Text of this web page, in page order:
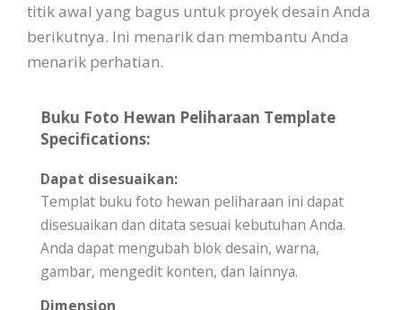
titik awal yang bagus untuk proyek desain Anda
berikutnya. Ini menarik dan membantu Anda
menarik perhatian.
Buku Foto Hewan Peliharaan Template
Specifications:
Dapat disesuaikan:
Templat buku foto hewan peliharaan ini dapat
disesuaikan dan ditata sesuai kebutuhan Anda.
Anda dapat mengubah blok desain, warna,
gambar, mengedit konten, dan lainnya.
Dimension